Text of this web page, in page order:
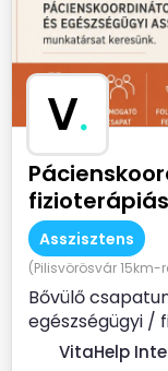
V.
Asszisztens
(Pilisvörösvár 15km-
Bővülő
egészségügyi /
munkatársat
VitaHelp